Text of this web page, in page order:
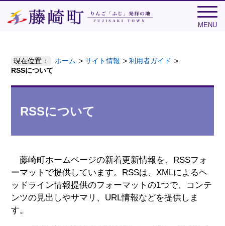
MENU
現在位置： ホーム サイト情報
利用者ガイド
RSSについて
RSSについて
藤崎町ホームページの新着更新情報を、RSSフォ
ーマットで提供しています。RSSは、XMLによるヘ
ッドライン情報提供のフォーマットの1つで、コンテ
ンツの見出しやサマリ、URL情報などを提供しま
す。